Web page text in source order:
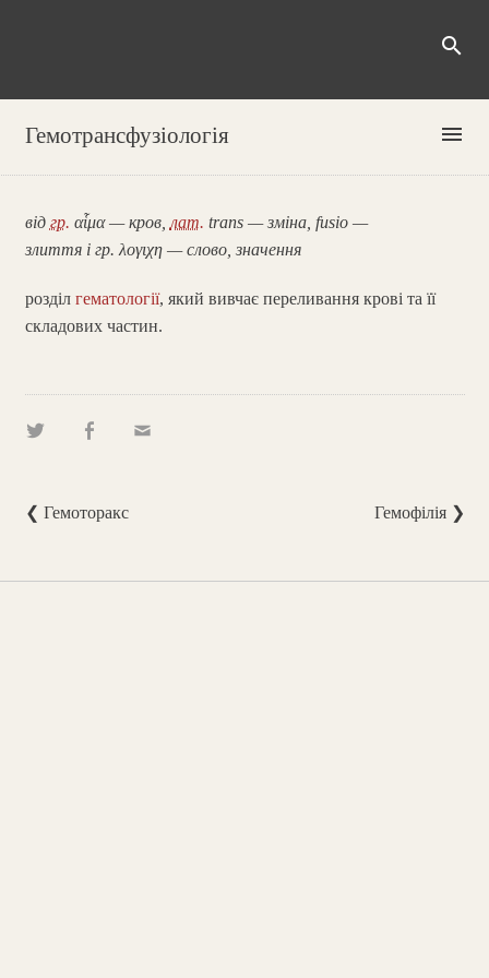
search
Гемотрансфузіологія menu
від гр. αἷμα — кров, лат. trans — зміна, fusio —
злиття і гр. λογιχη — слово, значення
розділ гематології, який вивчає переливання крові та її
складових частин.
❮ Гемоторакс Гемофілія ❯